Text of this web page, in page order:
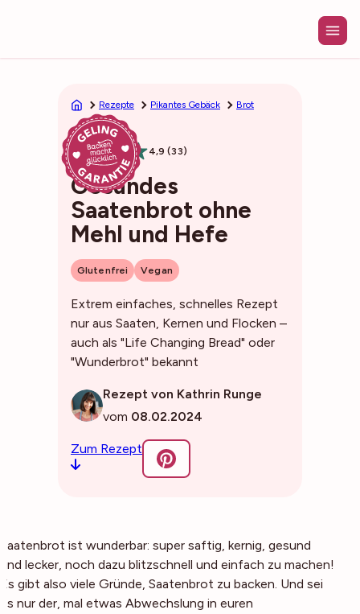
Rezepte Pikantes Gebäck Brot
1h20min 4,9 (33)
Gesundes
Saatenbrot ohne
Mehl und Hefe
Glutenfrei Vegan
Extrem einfaches, schnelles Rezept
nur aus Saaten, Kernen und Flocken –
auch als "Life Changing Bread" oder
"Wunderbrot" bekannt
Rezept von Kathrin Runge
vom 08.02.2024
Zum Rezept
Saatenbrot ist wunderbar: super saftig, kernig, gesund
und lecker, noch dazu blitzschnell und einfach zu machen!
Es gibt also viele Gründe, Saatenbrot zu backen. Und sei
es nur der, mal etwas Abwechslung in euren